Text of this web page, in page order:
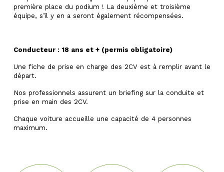
première place du podium ! La deuxième et troisième
équipe, s’il y en a seront également récompensées.
Conducteur : 18 ans et + (permis obligatoire)
Une fiche de prise en charge des 2CV est à remplir avant le
départ.
Nos professionnels assurent un briefing sur la conduite et
prise en main des 2CV.
Chaque voiture accueille une capacité de 4 personnes
maximum.